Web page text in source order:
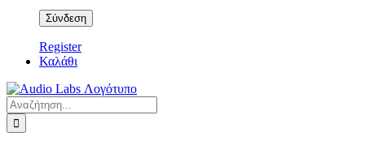
Register
Καλάθι
Αναζήτηση
για: